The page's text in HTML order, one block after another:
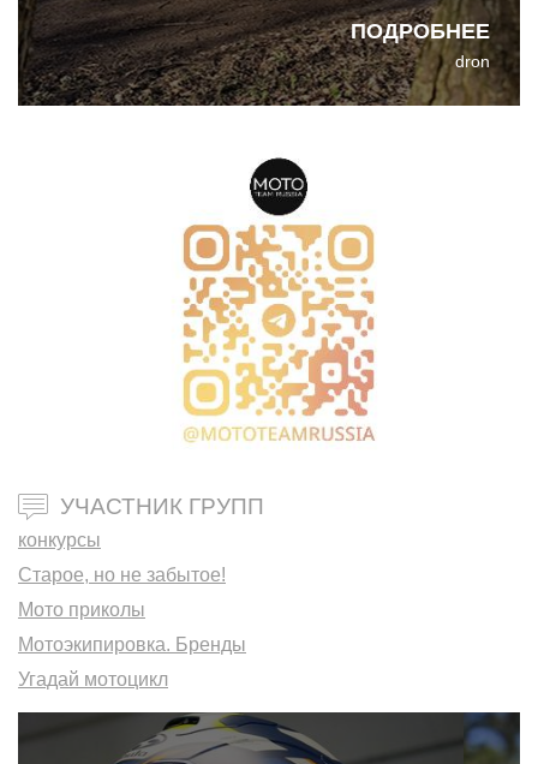
ПОДРОБНЕЕ
дёрнул мешалкой и довольный
собой поехал дальше. А
мотоциклист в очередной раз
пожал плечами - и продолжил
выходит так, что пузан дело
говорит - лучше б я взял машину.
dron
УЧАСТНИК ГРУПП
конкурсы
Старое, но не забытое!
Мото приколы
Мотоэкипировка. Бренды
Угадай мотоцикл